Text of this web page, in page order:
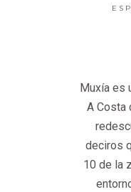
Muxía es
A Costa
deciros
10 de la